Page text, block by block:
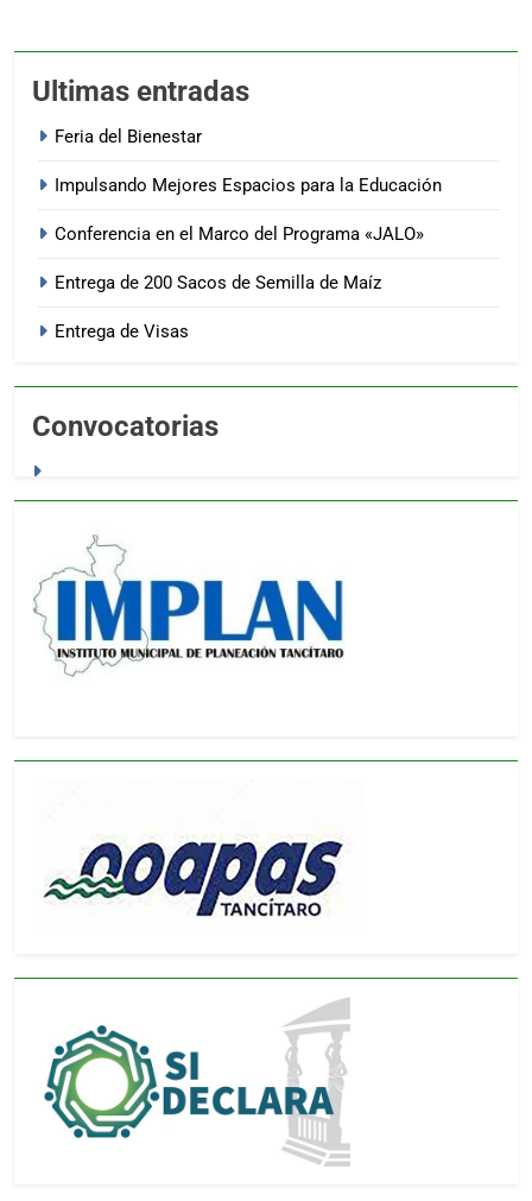
Ultimas entradas
Feria del Bienestar
Impulsando Mejores Espacios para la Educación
Conferencia en el Marco del Programa «JALO»
Entrega de 200 Sacos de Semilla de Maíz
Entrega de Visas
Convocatorias